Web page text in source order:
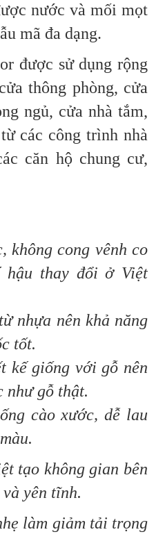
nước và mối mọt
mã đa dạng.
được sử dụng rộng
thông phòng, cửa
ngủ, cửa nhà tắm,
các công trình nhà
căn hộ chung cư,
không cong vênh co
thay đổi ở Việt
nhựa nên khả năng
tốt.
giống với gỗ nên
như gỗ thật.
cào xước, dễ lau
tạo không gian bên
yên tĩnh.
làm giảm tải trọng